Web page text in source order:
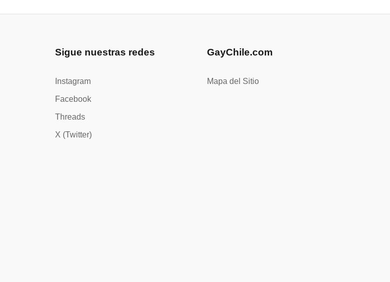
Sigue nuestras redes
Instagram
Facebook
Threads
X (Twitter)
GayChile.com
Mapa del Sitio